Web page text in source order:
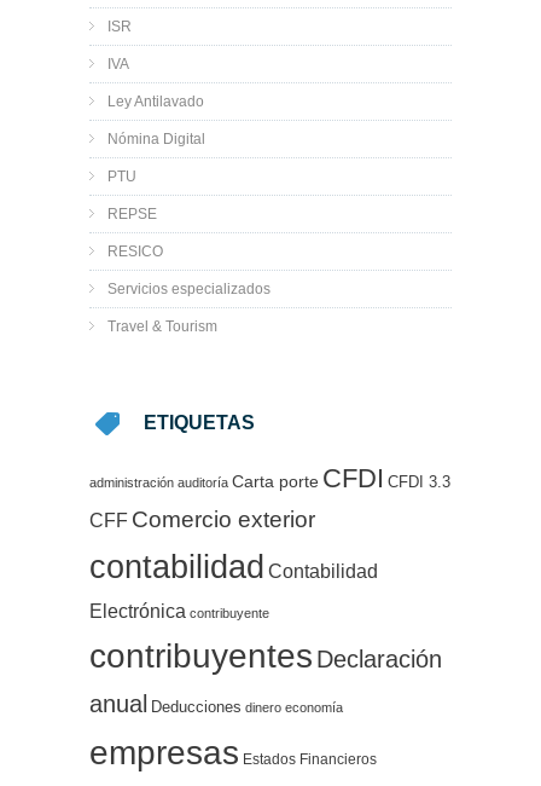
ISR
IVA
Ley Antilavado
Nómina Digital
PTU
REPSE
RESICO
Servicios especializados
Travel & Tourism
ETIQUETAS
administración auditoría Carta porte CFDI CFDI 3.3
CFF Comercio exterior
contabilidad Contabilidad
Electrónica contribuyente
contribuyentes Declaración
anual Deducciones dinero economía
empresas Estados Financieros